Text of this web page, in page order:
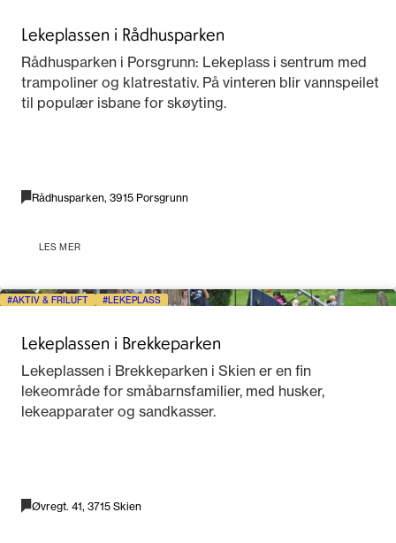
Lekeplassen i Rådhusparken
Rådhusparken i Porsgrunn: Lekeplass i sentrum med
trampoliner og klatrestativ. På vinteren blir vannspeilet
til populær isbane for skøyting.
Rådhusparken, 3915 Porsgrunn
LES MER
AKTIV & FRILUFT LEKEPLASS
Lekeplassen i Brekkeparken
Lekeplassen i Brekkeparken i Skien er en fin
lekeområde for småbarnsfamilier, med husker,
lekeapparater og sandkasser.
Øvregt. 41, 3715 Skien